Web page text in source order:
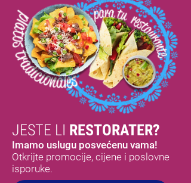
JESTE LI RESTORATER?
Imamo uslugu posvećenu vama!
Otkrijte promocije, cijene i poslovne
isporuke.